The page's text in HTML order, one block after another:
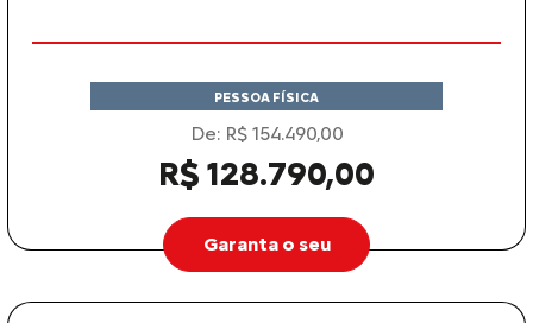
PESSOA FÍSICA
De: R$ 154.490,00
R$ 128.790,00
Garanta o seu